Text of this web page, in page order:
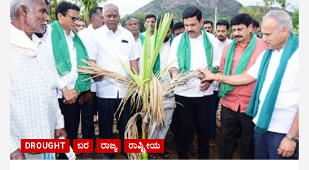
DROUGHT ಬರ ರಾಜ್ಯ ರಾಷ್ಟ್ರೀಯ